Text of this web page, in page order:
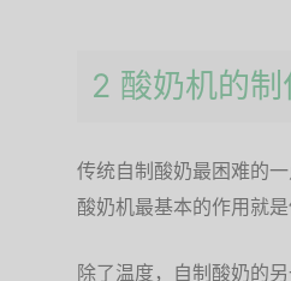
2 酸奶机的
传统自制酸奶最困难的
酸奶机最基本的作用就是
除了温度，自制酸奶的